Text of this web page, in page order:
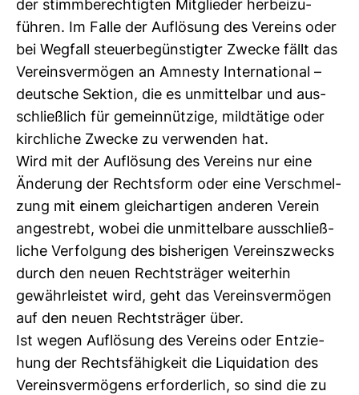
der stimm­be­rech­tigten Mit­glieder her­bei­zu­
führen. Im Falle der Auf­lö­sung des Ver­eins oder
bei Weg­fall steu­er­be­güns­tigter Zwecke fällt das
Ver­eins­ver­mögen an Amnesty Inter­na­tional –
deut­sche Sek­tion, die es unmit­telbar und aus­
schließ­lich für gemein­nüt­zige, mild­tä­tige oder
kirch­liche Zwecke zu ver­wenden hat.
Wird mit der Auf­lö­sung des Ver­eins nur eine
Ände­rung der Rechts­form oder eine Ver­schmel­
zung mit einem gleich­ar­tigen anderen Verein
ange­strebt, wobei die unmit­tel­bare aus­schließ­
liche Ver­fol­gung des bis­he­rigen Ver­eins­zwecks
durch den neuen Rechts­träger wei­terhin
gewähr­leistet wird, geht das Ver­eins­ver­mögen
auf den neuen Rechts­träger über.
Ist wegen Auf­lö­sung des Ver­eins oder Ent­zie­
hung der Rechts­fä­hig­keit die Liqui­da­tion des
Ver­eins­ver­mö­gens erfor­der­lich, so sind die zu